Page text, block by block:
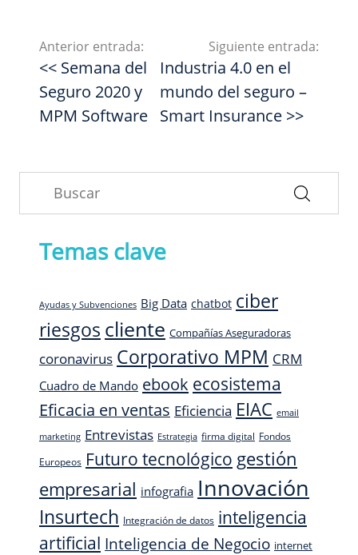
Anterior entrada:
<< Semana del
Seguro 2020 y
MPM Software
Siguiente entrada:
Industria 4.0 en el
mundo del seguro –
Smart Insurance >>
Temas clave
Ayudas y Subvenciones Big Data chatbot ciber
riesgos cliente Compañías Aseguradoras
coronavirus Corporativo MPM CRM
Cuadro de Mando ebook ecosistema
Eficacia en ventas Eficiencia EIAC email
marketing Entrevistas Estrategia firma digital Fondos
Europeos Futuro tecnológico gestión
empresarial infografia Innovación
Insurtech Integración de datos inteligencia
artificial Inteligencia de Negocio internet